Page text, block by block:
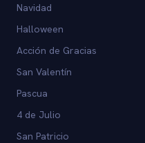
Navidad
Halloween
Acción de Gracias
San Valentín
Pascua
4 de Julio
San Patricio